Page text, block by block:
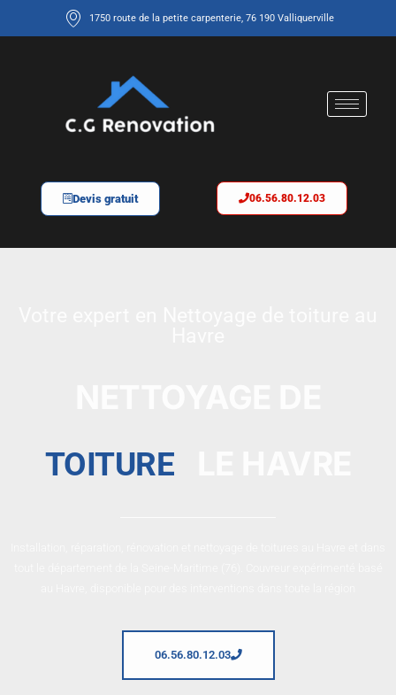
1750 route de la petite carpenterie, 76 190 Valliquerville
Devis gratuit 06.56.80.12.03
TOITURE
06.56.80.12.03